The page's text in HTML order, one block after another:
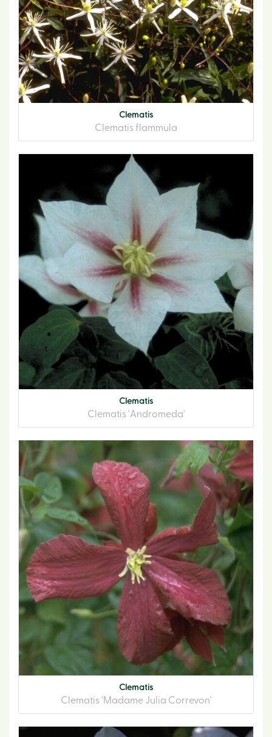
Clematis
Clematis flammula
Clematis
Clematis 'Andromeda'
Clematis
Clematis 'Madame Julia Correvon'